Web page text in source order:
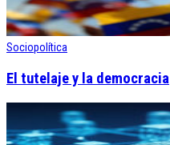
Sociopolítica
El tutelaje y la democracia